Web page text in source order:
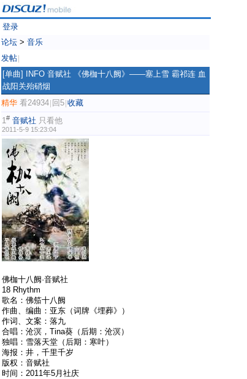
登录
论坛 > 音乐
发帖
[单曲]
INFO 音赋社 《佛枷十八阙》——塞上雪 霸祁连 血
战阳关殆硝烟
精华 看24934 回5 收藏
1# 音赋社 只看他
2011-5-9 15:23:04
佛枷十八阙·音赋社
18 Rhythm
歌名：佛笳十八阙
作曲、编曲：亚东（词牌《埋葬》）
作词、文案：落九
合唱：沧溟，Tina葵（后期：沧溟）
独唱：雪落天堂（后期：寒叶）
海报：井，千里千岁
版权：音赋社
时间：2011年5月社庆